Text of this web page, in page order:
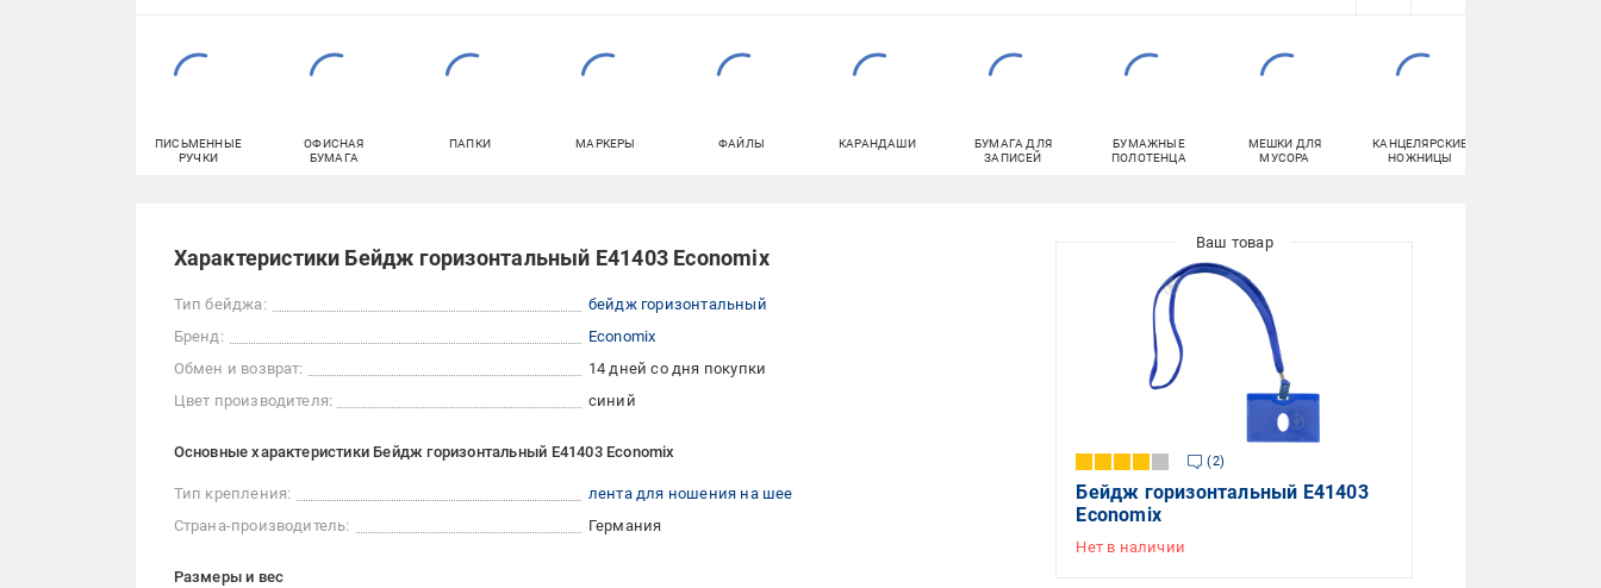
ПИСЬМЕННЫЕ
РУЧКИ
ОФИСНАЯ
БУМАГА
ПАПКИ МАРКЕРЫ ФАЙЛЫ КАРАНДАШИ
БУМАГА ДЛЯ
ЗАПИСЕЙ
БУМАЖНЫЕ
ПОЛОТЕНЦА
МЕШКИ ДЛЯ
МУСОРА
КАНЦЕЛЯРСКИЕ
НОЖНИЦЫ
Характеристики Бейдж горизонтальный E41403 Economix
Тип бейджа:
бейдж горизонтальный
Бренд:
Economix
Обмен и возврат:
14 дней со дня покупки
Цвет производителя:
синий
Основные характеристики Бейдж горизонтальный E41403 Economix
Тип крепления:
лента для ношения на шее
Страна-производитель:
Германия
Размеры и вес
2
Бейдж горизонтальный E41403
Economix
Нет в наличии